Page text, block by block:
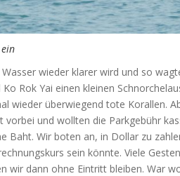
wieder klarer wird und so
Rok Yai einen kleinen
wieder überwiegend tote Korallen.
vorbei und wollten die Parkgebühr
Baht. Wir boten an, in Dollar zu
sein könnte. Viele
wir dann ohne Eintritt bleiben. War